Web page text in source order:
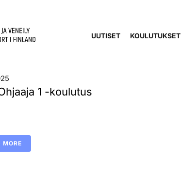
UUTISET KOULUTUKSET
1 -koulutus
MORE